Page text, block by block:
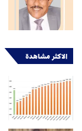
الاكثر مشاهدة